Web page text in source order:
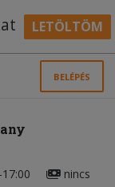
LETÖLTÖM
BELÉPÉS
nincs